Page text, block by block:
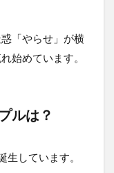
「やらせ」が横
始めています。
ルは？
しています。